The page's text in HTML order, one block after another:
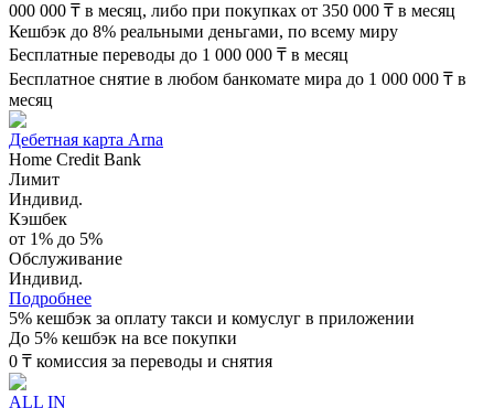
000 000 ₸ в месяц, либо при покупках от 350 000 ₸ в месяц
Кешбэк до 8% реальными деньгами, по всему миру
Бесплатные переводы до 1 000 000 ₸ в месяц
Бесплатное снятие в любом банкомате мира до 1 000 000 ₸ в
месяц
Дебетная карта Arna
Home Credit Bank
Лимит
Индивид.
Кэшбек
от 1% до 5%
Обслуживание
Индивид.
Подробнее
5% кешбэк за оплату такси и комуслуг в приложении
До 5% кешбэк на все покупки
0 ₸ комиссия за переводы и снятия
ALL IN